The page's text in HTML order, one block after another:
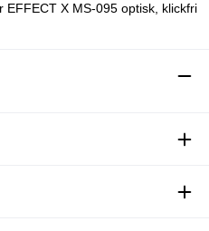
X MS-095 optisk, klickfri